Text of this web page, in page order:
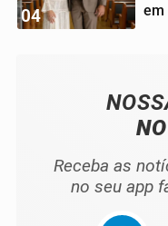
04
em
Receba as
no seu app